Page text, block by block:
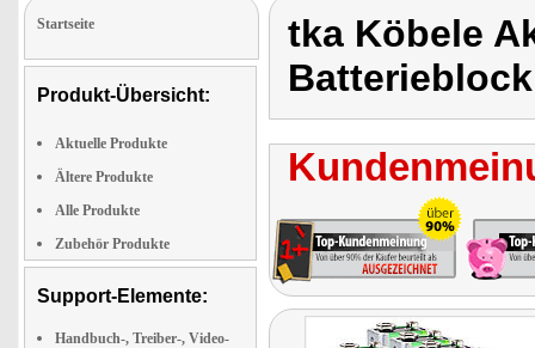
Startseite
Produkt-Übersicht:
Aktuelle Produkte
Ältere Produkte
Alle Produkte
Zubehör Produkte
Support-Elemente:
Handbuch-, Treiber-, Video-
tka Köbele
Batterieblock